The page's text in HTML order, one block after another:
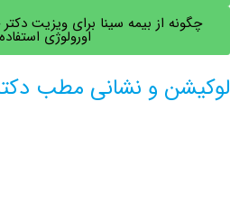
از بیمه سینا برای ویزیت دکتر
اورولوژی استفاده کنم ؟
و نشانی مطب دکتر